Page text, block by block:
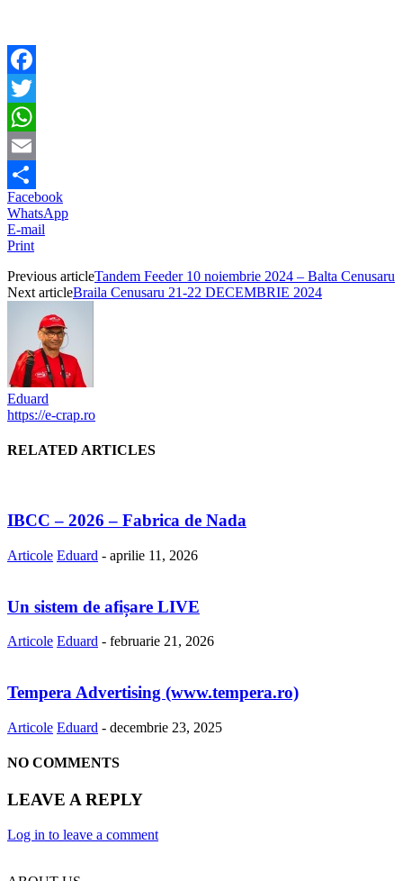
Facebook
Twitter
WhatsApp
Email
Partajează
Facebook
WhatsApp
E-mail
Print
Previous articleTandem Feeder 10 noiembrie 2024 – Balta Cenusaru
Next articleBraila Cenusaru 21-22 DECEMBRIE 2024
Eduard
https://e-crap.ro
RELATED ARTICLES
IBCC – 2026 – Fabrica de Nada
Articole Eduard - aprilie 11, 2026
Un sistem de afișare LIVE
Articole Eduard - februarie 21, 2026
Tempera Advertising (www.tempera.ro)
Articole Eduard - decembrie 23, 2025
NO COMMENTS
LEAVE A REPLY
Log in to leave a comment